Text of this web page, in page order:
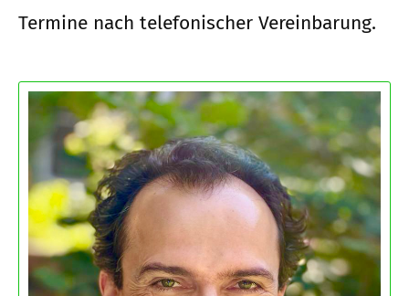
Termine nach telefonischer Vereinbarung.